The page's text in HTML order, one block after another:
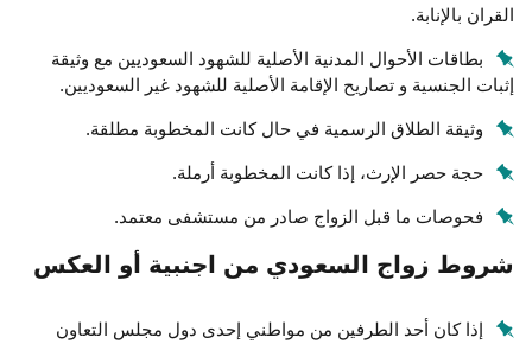
القران بالإنابة.
بطاقات الأحوال المدنية الأصلية للشهود السعوديين مع وثيقة
إثبات الجنسية و تصاريح الإقامة الأصلية للشهود غير السعوديين.
وثيقة الطلاق الرسمية في حال كانت المخطوبة مطلقة.
حجة حصر الإرث، إذا كانت المخطوبة أرملة.
فحوصات ما قبل الزواج صادر من مستشفى معتمد.
شروط زواج السعودي من اجنبية أو العكس
إذا كان أحد الطرفين من مواطني إحدى دول مجلس التعاون